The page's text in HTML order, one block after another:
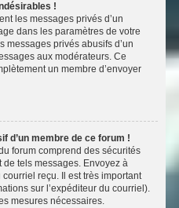
!
les messages privés d’un
dans les paramètres de votre
messages privés abusifs d’un
aux modérateurs. Ce
un membre d’envoyer
d’un membre de ce forum !
forum comprend des sécurités
tels messages. Envoyez à
reçu. Il est très important
sur l’expéditeur du courriel).
mesures nécessaires.